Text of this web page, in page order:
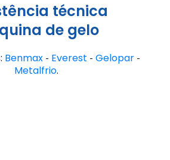
técnica
de gelo
Benmax - Everest - Gelopar -
Metalfrio.